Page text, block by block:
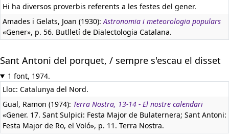
Hi ha diversos proverbis referents a les festes del gener.
Amades i Gelats, Joan (1930):Astronomia i meteorologia populars
«Gener», p. 56. Butlletí de Dialectologia Catalana.
Sant Antoni del porquet, / sempre s'escau el disset
1 font, 1974.
Lloc: Catalunya del Nord.
Gual, Ramon (1974): Terra Nostra, 13-14 - El nostre calendari
«Gener. 17. Sant Sulpici: Festa Major de Bulaternera; Sant Antoni:
Festa Major de Ro, el Voló», p. 11. Terra Nostra.